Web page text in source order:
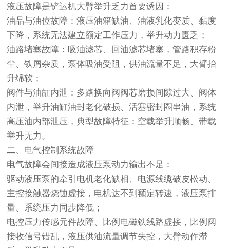
液压故障是铲运机大臂举升乏力首要诱因：
油品与油位故障：液压油箱缺油、油液乳化变质、黏度
下降，系统无法建立额定工作压力，举升动力匮乏；
油路堵塞故障：吸油滤芯、回油滤芯堵塞，管路积存粉
尘、铁屑杂质，泵体吸油受阻，供油流量不足，大臂抬
升绵软；
阀件与油缸内泄：多路换向阀阀芯磨损间隙过大、阀体
内泄，举升油缸油封老化破损、活塞密封圈串油，系统
高压油内部泄压，典型故障特征：空载举升顺畅、带载
举升无力。
二、电气控制系统故障
电气故障会间接造成液压泵动力输出不足：
驱动液压泵的牵引电机老化缺相、电源线缆破皮松动、
主控接触器烧蚀虚接，电机达不到额定转速，液压泵排
量、系统压力同步降低；
电控压力传感元件故障、比例电磁铁线路虚接，比例阀
接收信号错乱，液压供油流量调节失控，大臂动作滞